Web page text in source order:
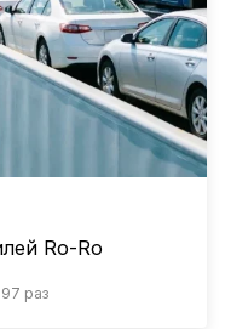
Ro-Ro
раз